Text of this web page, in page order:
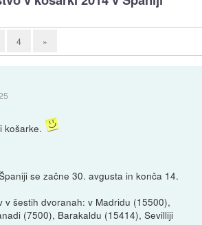
4 »
košarke.
se začne 30. avgusta in konča 14.
v šestih dvoranah: v Madridu (15500),
(7500), Barakaldu (15414), Sevilliji